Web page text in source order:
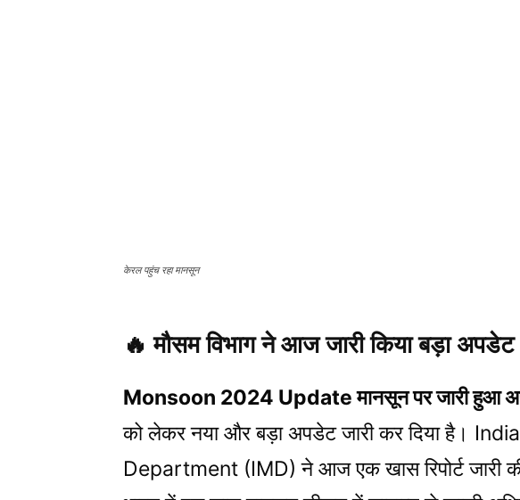
केरल पहुंच रहा मानसून
🔥 मौसम विभाग ने आज जारी किया बड़ा अपडेट
Monsoon 2024 Update मानसून पर जारी हुआ
को लेकर नया और बड़ा अपडेट जारी कर दिया है।
Department (IMD) ने आज एक ​खास रिपोर्ट जारी